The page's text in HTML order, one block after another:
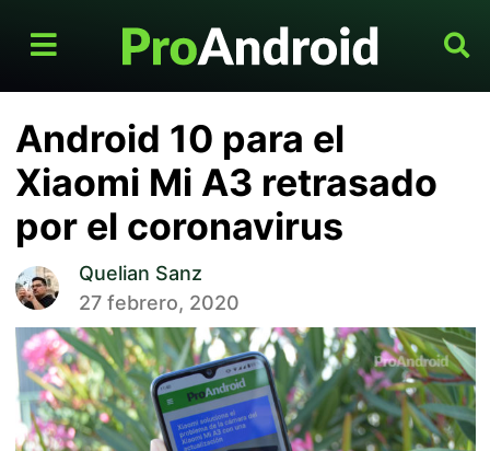
Android 10 para el
Xiaomi Mi A3 retrasado
por el coronavirus
Quelian Sanz
27 febrero, 2020